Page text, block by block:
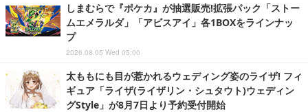
しまむらで『ポケカ』が抽選販売!拡張パック「ストー
ムエメラルダ」「アビスアイ」各1BOXをラインナッ
プ
2026.08.05 Wed 05:00
太ももにも目が惹かれるウェディング姿のライザ! フィ
ギュア「ライザ(ライザリン・シュタウト)ウェディン
グStyle」が8月7日より予約受付開始